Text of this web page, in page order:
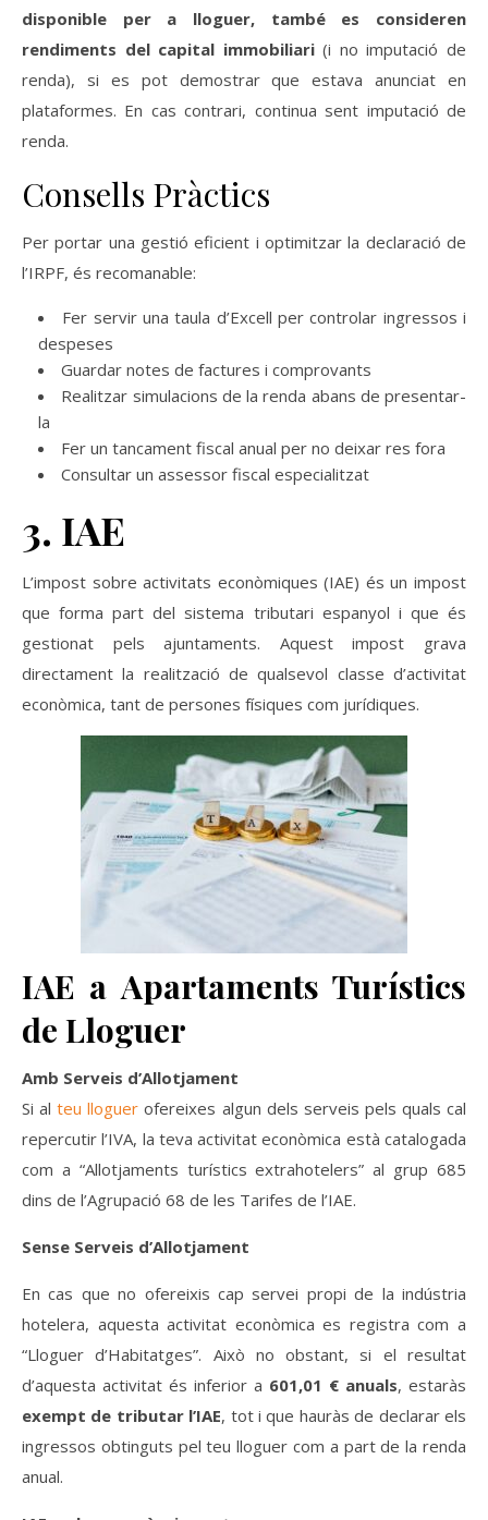
disponible per a lloguer, també es consideren
rendiments del capital immobiliari(i no imputació de
renda), si es pot demostrar que estava anunciat en
plataformes. En cas contrari, continua sent imputació de
renda.
Consells Pràctics
Per portar una gestió eficient i optimitzar la declaració de
l’IRPF, és recomanable:
Fer servir una taula d’Excell per controlar ingressos i
despeses
Guardar notes de factures i comprovants
Realitzar simulacions de la renda abans de presentar-
la
Fer un tancament fiscal anual per no deixar res fora
Consultar un assessor fiscal especialitzat
3. IAE
L’impost sobre activitats econòmiques (IAE) és un impost
que forma part del sistema tributari espanyol i que és
gestionat pels ajuntaments. Aquest impost grava
directament la realització de qualsevol classe d’activitat
econòmica, tant de persones físiques com jurídiques.
IAE a Apartaments Turístics
de Lloguer
Amb Serveis d’Allotjament
Si alteu lloguer ofereixes algun dels serveis pels quals cal
repercutir l’IVA, la teva activitat econòmica està catalogada
com a “Allotjaments turístics extrahotelers” al grup 685
dins de l’Agrupació 68 de les Tarifes de l’IAE.
Sense Serveis d’Allotjament
En cas que no ofereixis cap servei propi de la indústria
hotelera, aquesta activitat econòmica es registra com a
“Lloguer d’Habitatges”. Això no obstant, si el resultat
d’aquesta activitat és inferior a 601,01 € anuals, estaràs
exempt de tributar l’IAE, tot i que hauràs de declarar els
ingressos obtinguts pel teu lloguer com a part de la renda
anual.